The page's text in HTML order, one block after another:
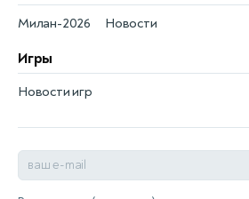
Новости
Милан-2026
Игры
Новости игр